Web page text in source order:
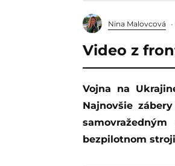
Nina Malovcová
Video z
Vojna na Ukrajine prináša čoraz absurdnejšie a zároveň desivejšie momenty.
Najnovšie
bezpilotnom